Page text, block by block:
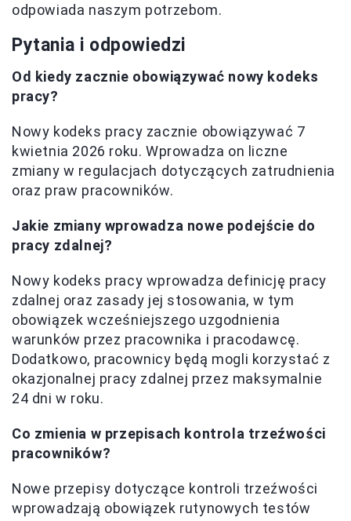
odpowiada naszym potrzebom.
Pytania i odpowiedzi
Od kiedy zacznie obowiązywać nowy kodeks
pracy?
Nowy kodeks pracy zacznie obowiązywać 7
kwietnia 2026 roku. Wprowadza on liczne
zmiany w regulacjach dotyczących zatrudnienia
oraz praw pracowników.
Jakie zmiany wprowadza nowe podejście do
pracy zdalnej?
Nowy kodeks pracy wprowadza definicję pracy
zdalnej oraz zasady jej stosowania, w tym
obowiązek wcześniejszego uzgodnienia
warunków przez pracownika i pracodawcę.
Dodatkowo, pracownicy będą mogli korzystać z
okazjonalnej pracy zdalnej przez maksymalnie
24 dni w roku.
Co zmienia w przepisach kontrola trzeźwości
pracowników?
Nowe przepisy dotyczące kontroli trzeźwości
wprowadzają obowiązek rutynowych testów